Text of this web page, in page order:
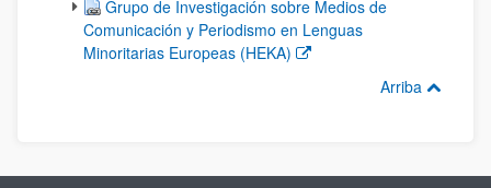
(Abre una nueva ventana)
Grupo de Investigación sobre Medios de
Comunicación y Periodismo en Lenguas
Minoritarias Europeas (HEKA)
Arriba